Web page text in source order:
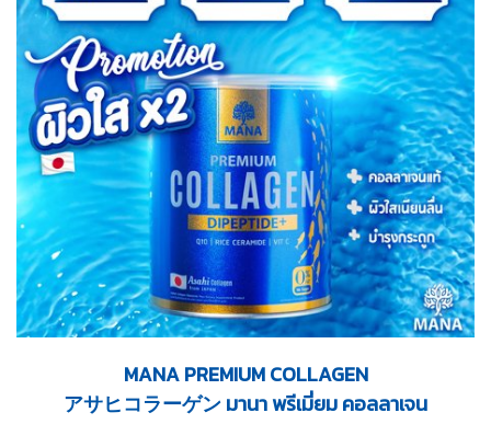
MANA PREMIUM COLLAGEN
アサヒコラーゲン มานา พรีเมี่ยม คอลลาเจน